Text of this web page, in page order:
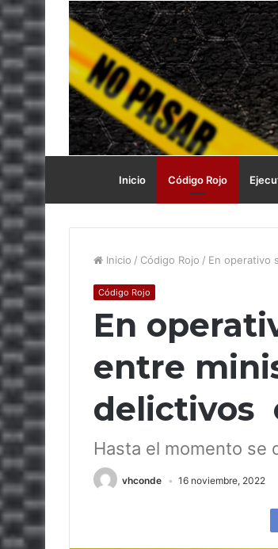
Inicio Código Rojo
Inicio / Código Rojo / En operativo
Código Rojo
En
entre
delictivos
Hasta el momento se
vhconde 16 noviembre, 2022